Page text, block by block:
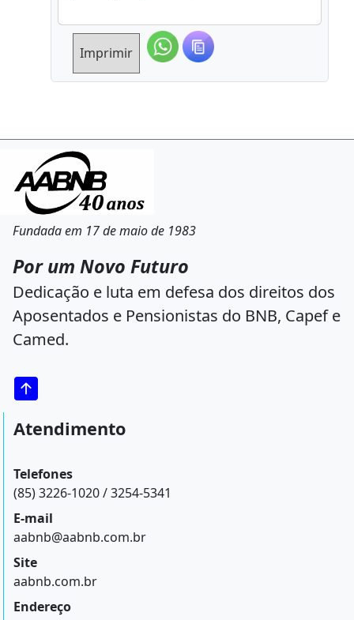
Imprimir
Fundada em 17 de maio de 1983
Por um Novo Futuro
Dedicação e luta em defesa dos direitos dos
Aposentados e Pensionistas do BNB, Capef e
Camed.
Atendimento
Telefones
(85) 3226-1020 / 3254-5341
E-mail
aabnb@aabnb.com.br
Site
aabnb.com.br
Endereço